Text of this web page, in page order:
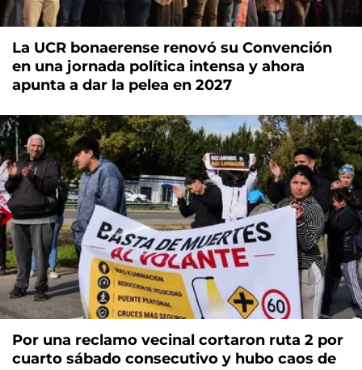
La UCR bonaerense renovó su Convención
en una jornada política intensa y ahora
apunta a dar la pelea en 2027
Por una reclamo vecinal cortaron ruta 2 por
cuarto sábado consecutivo y hubo caos de